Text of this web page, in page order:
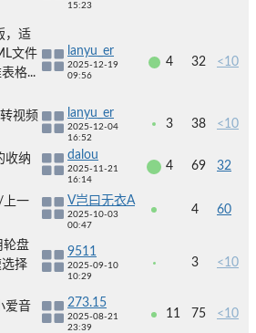
15:23
，适
文件
格...
lanyu_er
2025-12-19
09:56
4 32 <10
视频 lanyu_er
2025-12-04
16:52
3 38 <10
收纳
dalou
2025-11-21
16:14
4 69 32
上一
V岂曰无衣A
2025-10-03
00:47
4 60
轮盘
择
9511
2025-09-10
10:29
3 <10
爱音
273.15
2025-08-21
23:39
11 75 <10